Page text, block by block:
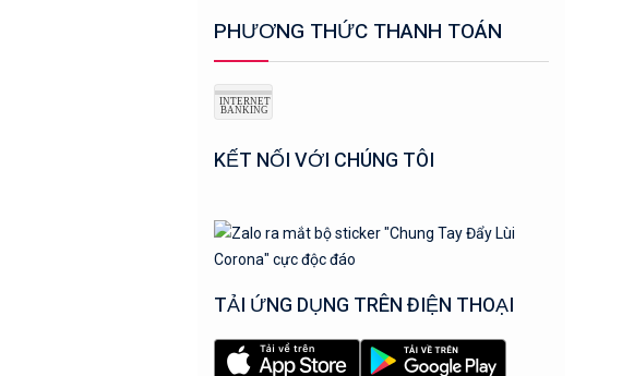
PHƯƠNG THỨC THANH TOÁN
KẾT NỐI VỚI CHÚNG TÔI
TẢI ỨNG DỤNG TRÊN ĐIỆN THOẠI